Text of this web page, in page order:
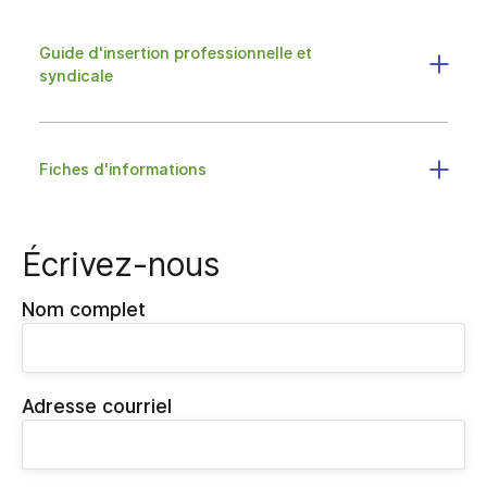
Guide d'insertion professionnelle et
syndicale
Fiches d'informations
Écrivez-nous
Nom complet
Adresse courriel